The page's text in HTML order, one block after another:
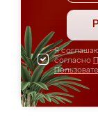
Я
согласно